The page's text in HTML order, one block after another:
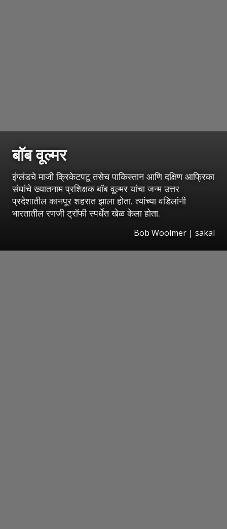
बॉब वूल्मर
इंग्लंडचे माजी क्रिकेटपटू तसेच पाकिस्तान आणि दक्षिण आफ्रिका
संघांचे ख्यातनाम प्रशिक्षक बॉब वूल्मर यांचा जन्म उत्तर
प्रदेशातील कानपूर शहरात झाला होता. त्यांच्या वडिलांनी
भारतातील रणजी ट्रॉफी स्पर्धेत खेळ केला होता.
Bob Woolmer | sakal